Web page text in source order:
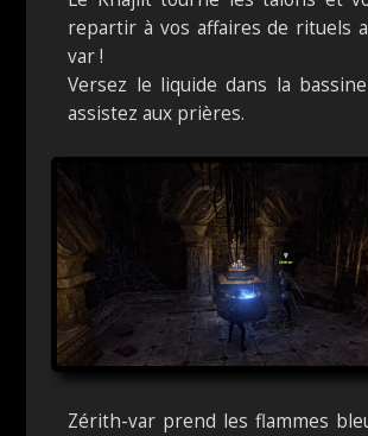
repartir à vos affaires de rituels
var !
Versez le liquide dans la
assistez aux prières.
Zérith-var prend les flammes